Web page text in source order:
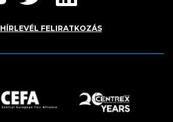
HÍRLEVÉL FELIRATKOZÁS